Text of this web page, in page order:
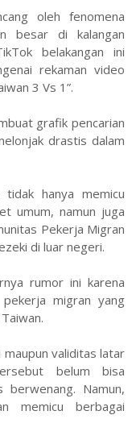
oleh fenomena
besar di kalangan
belakangan ini
rekaman video
3 Vs 1”.
grafik pencarian
drastis dalam
hanya memicu
umum, namun juga
Pekerja Migran
di luar negeri.
rumor ini karena
migran yang
validitas latar
belum bisa
Namun,
memicu berbagai